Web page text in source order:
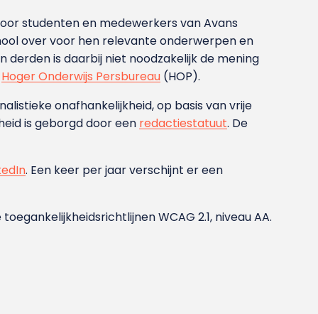
studenten en medewerkers van Avans
over voor hen relevante onderwerpen en
is daarbij niet noodzakelijk de mening
Hoger Onderwijs Persbureau (HOP).
onafhankelijkheid, op basis van vrije
is geborgd door een redactiestatuut. De
. Een keer per jaar verschijnt er een
WCAG 2.1, niveau AA.